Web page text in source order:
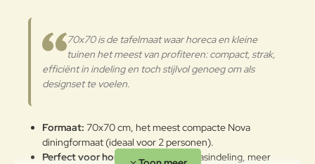
Gepoedercoat staal
blootstelling aan intense uv-
straling of aan erg lage
temperaturen kunnen de originele
om de producten wanneer ze
lange tijd niet gebruikt worden of
in de winter te reinigen en op een
70x70 is de tafelmaat waar horeca en kleine
tuinen het meest van profiteren: compact, strak,
efficiënt in indeling en toch stijlvol genoeg om als
designset te voelen.
Formaat: 70x70 cm, het meest compacte Nova
diningformaat (ideaal voor 2 personen).
Perfect voor horeca:
efficiënte terrasindeling, meer